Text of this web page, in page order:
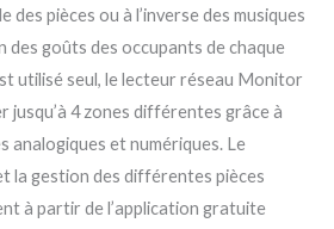
des pièces ou à l’inverse des musiques
goûts des occupants de chaque
utilisé seul, le lecteur réseau Monitor
jusqu’à 4 zones différentes grâce à
analogiques et numériques. Le
la gestion des différentes pièces
à partir de l’application gratuite